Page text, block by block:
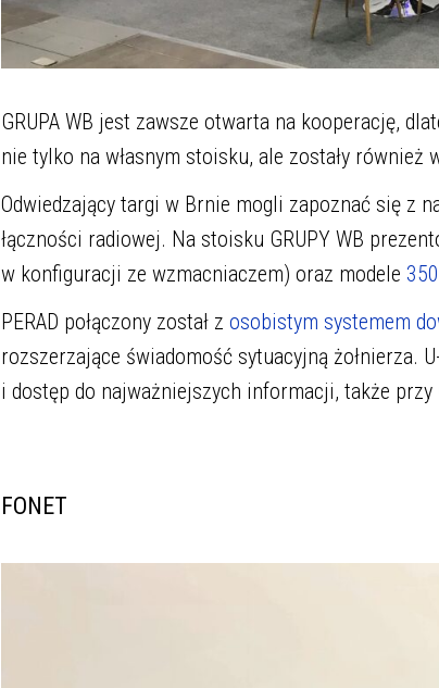
GRUPA WB jest zawsze otwarta na kooperację,
nie tylko na własnym stoisku, ale zostały
Odwiedzający targi w Brnie mogli zapoznać się z
łączności radiowej. Na stoisku GRUPY WB
w konfiguracji ze wzmacniaczem) oraz modele
PERAD połączony został zosobistym systemem
rozszerzające świadomość sytuacyjną żołnierza.
i dostęp do najważniejszych informacji, także
FONET